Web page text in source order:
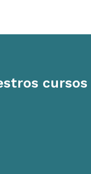
cursos